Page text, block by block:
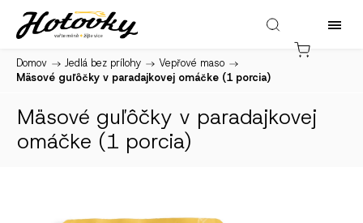
Domov / Jedlá bez prílohy / Vepřové maso /
Mäsové guľôčky v paradajkovej omáčke (1 porcia)
Mäsové guľôčky v paradajkovej
omáčke (1 porcia)